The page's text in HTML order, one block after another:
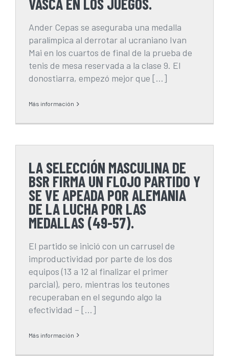
Ander Cepas se aseguraba una medalla
paralímpica al derrotar al ucraniano Ivan
Mai en los cuartos de final de la prueba de
tenis de mesa reservada a la clase 9. El
donostiarra, empezó mejor que [...]
Más información
LA SELECCIÓN MASCULINA DE
BSR FIRMA UN FLOJO PARTIDO Y
SE VE APEADA POR ALEMANIA
DE LA LUCHA POR LAS
MEDALLAS (49-57).
El partido se inició con un carrusel de
improductividad por parte de los dos
equipos (13 a 12 al finalizar el primer
parcial), pero, mientras los teutones
recuperaban en el segundo algo la
efectividad – [...]
Más información